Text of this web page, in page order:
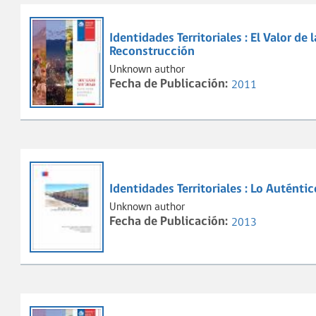
Identidades Territoriales : El Valor de
Reconstrucción
Unknown author
Fecha de Publicación: 2011
Identidades Territoriales : Lo
Unknown author
Fecha de Publicación: 2013